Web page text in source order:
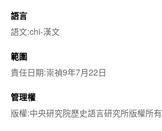
語言
語文:chi-漢文
範圍
責任日期:崇禎9年7月22日
管理權
版權:中央研究院歷史語言研究所版權所有